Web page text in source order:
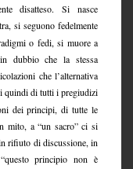
disatteso. Si nasce
si seguono fedelmente
o fedi, si muore a
dubbio che la stessa
che l’alternativa
quindi di tutti i pregiudizi
dei principi, di tutte le
mito, a “un sacro” ci si
rifiuto di discussione, in
principio non è